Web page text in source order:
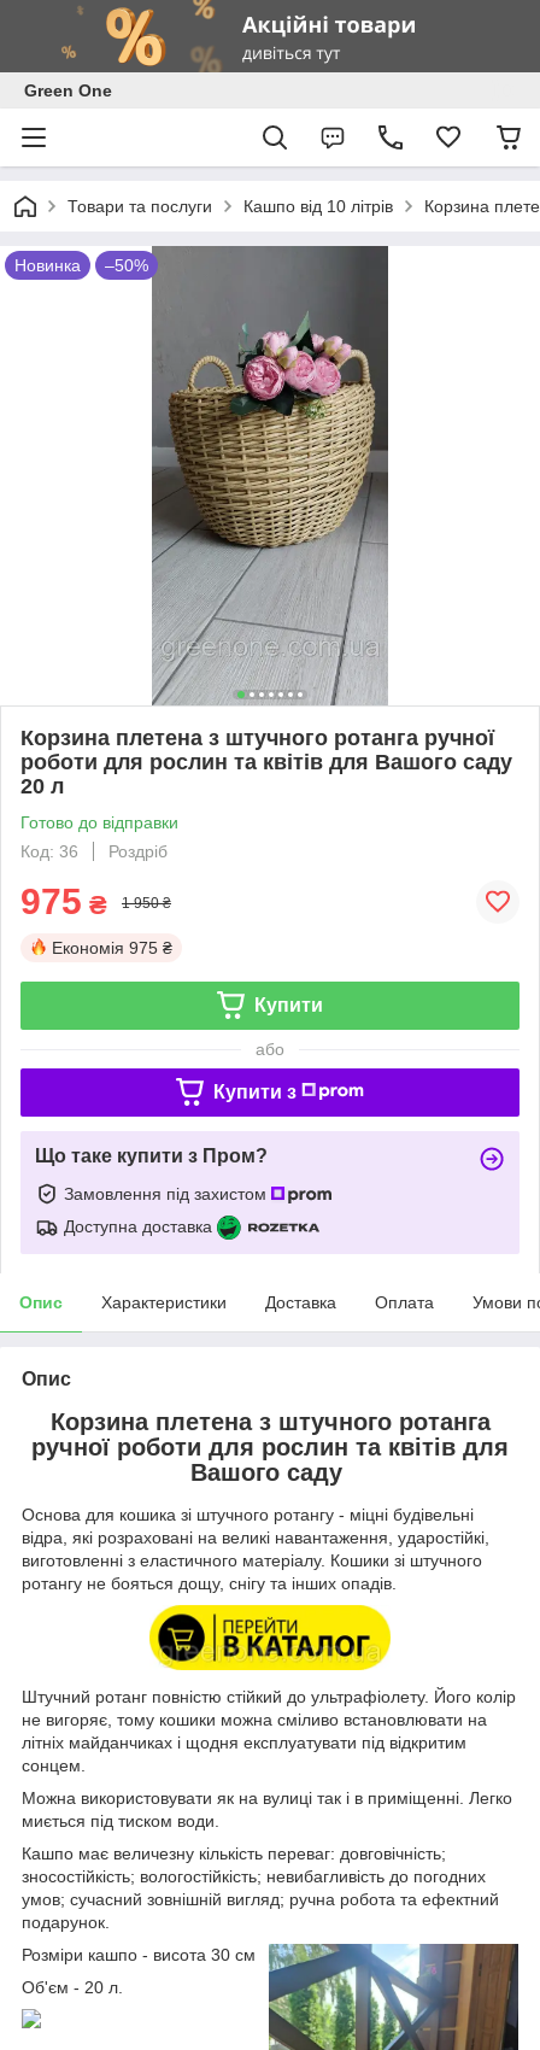
Green One
Товари та послуги Кашпо від 10 літрів Корзина
Новинка –50%
Корзина плетена з штучного ротанга ручної
роботи для рослин та квітів для Вашого саду
20 л
Готово до відправки
Код: 36
Роздріб
975 ₴ 1 950 ₴
Економія 975 ₴
Купити
або
Купити з
Що таке купити з Пром?
Замовлення під захистом
Доступна доставка
Опис Характеристики Доставка Оплата Умови
Опис
Корзина плетена з штучного ротанга
ручної роботи для рослин та квітів для
Вашого саду
Основа для кошика зі штучного ротангу - міцні будівельні
відра, які розраховані на великі навантаження, ударостійкі,
виготовленні з еластичного матеріалу. Кошики зі штучного
ротангу не бояться дощу, снігу та інших опадів.
Штучний ротанг повністю стійкий до ультрафіолету. Його колір
не вигоряє, тому кошики можна сміливо встановлювати на
літніх майданчиках і щодня експлуатувати під відкритим
сонцем.
Можна використовувати як на вулиці так і в приміщенні. Легко
миється під тиском води.
Кашпо має величезну кількість переваг: довговічність;
зносостійкість; вологостійкість; невибагливість до погодних
умов; сучасний зовнішній вигляд; ручна робота та ефектний
подарунок.
Розміри кашпо - висота 30 см
Об'єм - 20 л.